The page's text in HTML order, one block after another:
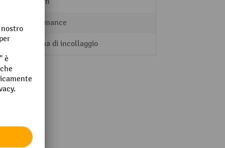
Performance
Sistema di incollaggio